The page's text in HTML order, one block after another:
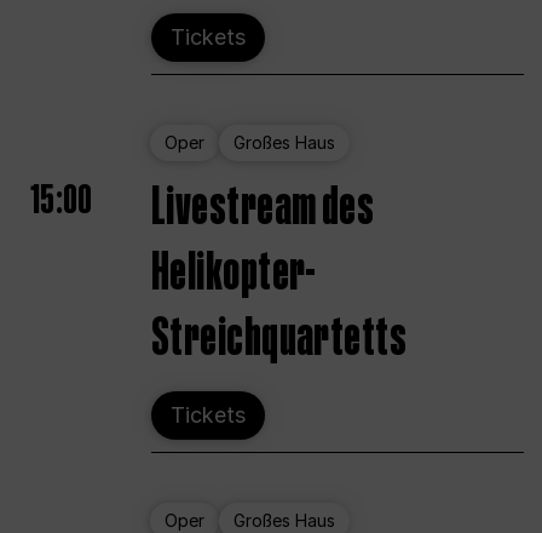
Tickets
Oper Großes Haus
15:00
Livestream des
Helikopter-
Streichquartetts
Tickets
Oper Großes Haus